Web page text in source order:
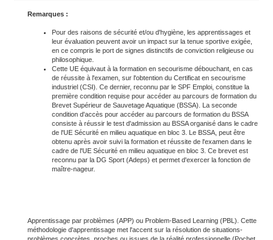
Remarques :
Pour des raisons de sécurité et/ou d'hygiène, les apprentissages et
leur évaluation peuvent avoir un impact sur la tenue sportive exigée,
en ce compris le port de signes distinctifs de conviction religieuse ou
philosophique.
Cette UE équivaut à la formation en secourisme débouchant, en cas
de réussite à l'examen, sur l'obtention du Certificat en secourisme
industriel (CSI). Ce dernier, reconnu par le SPF Emploi, constitue la
première condition requise pour accéder au parcours de formation du
Brevet Supérieur de Sauvetage Aquatique (BSSA). La seconde
condition d'accès pour accéder au parcours de formation du BSSA
consiste à réussir le test d'admission au BSSA organisé dans le cadre
de l'UE Sécurité en milieu aquatique en bloc 3. Le BSSA, peut être
obtenu après avoir suivi la formation et réussite de l'examen dans le
cadre de l'UE Sécurité en milieu aquatique en bloc 3. Ce brevet est
reconnu par la DG Sport (Adeps) et permet d'exercer la fonction de
maître-nageur.
Apprentissage par problèmes (APP) ou Problem-Based Learning (PBL). Cette
méthodologie d'apprentissage met l'accent sur la résolution de situations-